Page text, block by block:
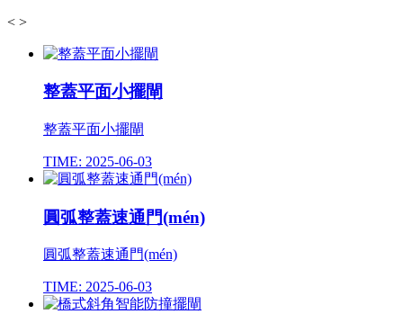
< >
整蓋平面小擺閘
整蓋平面小擺閘
TIME: 2025-06-03
圓弧整蓋速通門(mén)
圓弧整蓋速通門(mén)
TIME: 2025-06-03